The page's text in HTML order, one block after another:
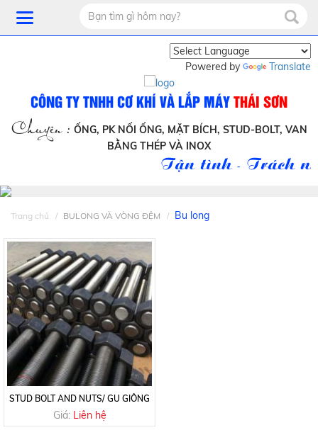
Powered by Translate
CÔNG TY TNHH CƠ KHÍ VÀ LẮP MÁYTHÁI SƠN
Chuyên : ỐNG, PK NỐI ỐNG, MẶT BÍCH, STUD-BOLT, VAN
BẰNG THÉP VÀ INOX
Tận tình - Trách
Trang chủ BULONG VÀ VÒNG ĐỆM Bu long
STUD BOLT AND NUTS/ GU GIÔNG
Giá: Liên hệ